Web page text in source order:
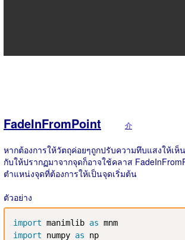
FadeInFromPoint 介
หากต้องการให้วัตถุค่อยๆถูกปรับความทึบแสงให้เห็
กับให้ปรากฏมาจากจุดก็อาจใช้คลาส
ตำแหน่งจุดที่ต้องการให้เป็นจุดเริ่มต้น
ตัวอย่าง
import manimlib as
import numpy as np